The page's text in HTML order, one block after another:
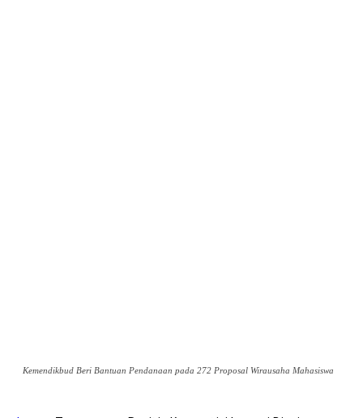
Kemendikbud Beri Bantuan Pendanaan pada 272 Proposal Wirausaha Mahasiswa